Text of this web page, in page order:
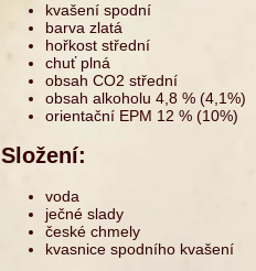
kvašení spodní
barva zlatá
hořkost střední
chuť plná
obsah CO2 střední
obsah alkoholu 4,8 % (4,1%)
orientační EPM 12 % (10%)
Složení:
voda
ječné slady
české chmely
kvasnice spodního kvašení